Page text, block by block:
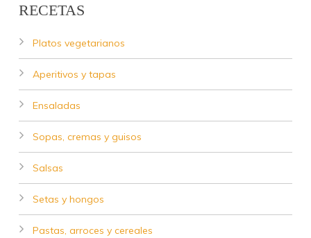
RECETAS
Platos vegetarianos
Aperitivos y tapas
Ensaladas
Sopas, cremas y guisos
Salsas
Setas y hongos
Pastas, arroces y cereales